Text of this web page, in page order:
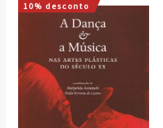
10% desconto
O
preço
original
era:
12,00 €.
O
preço
atual
é:
10,80 €.